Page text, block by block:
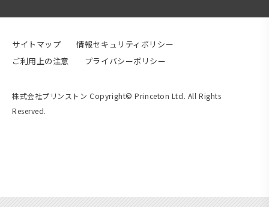
サイトマップ
情報セキュリティポリシー
ご利用上の注意
プライバシーポリシー
株式会社プリンストン Copyright© Princeton Ltd. All Rights
Reserved.